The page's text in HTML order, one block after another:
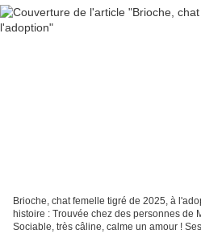
Brioche, chat femelle tigré de 2025, à
histoire : Trouvée chez des personnes de
Sociable, très câline, calme un amour !